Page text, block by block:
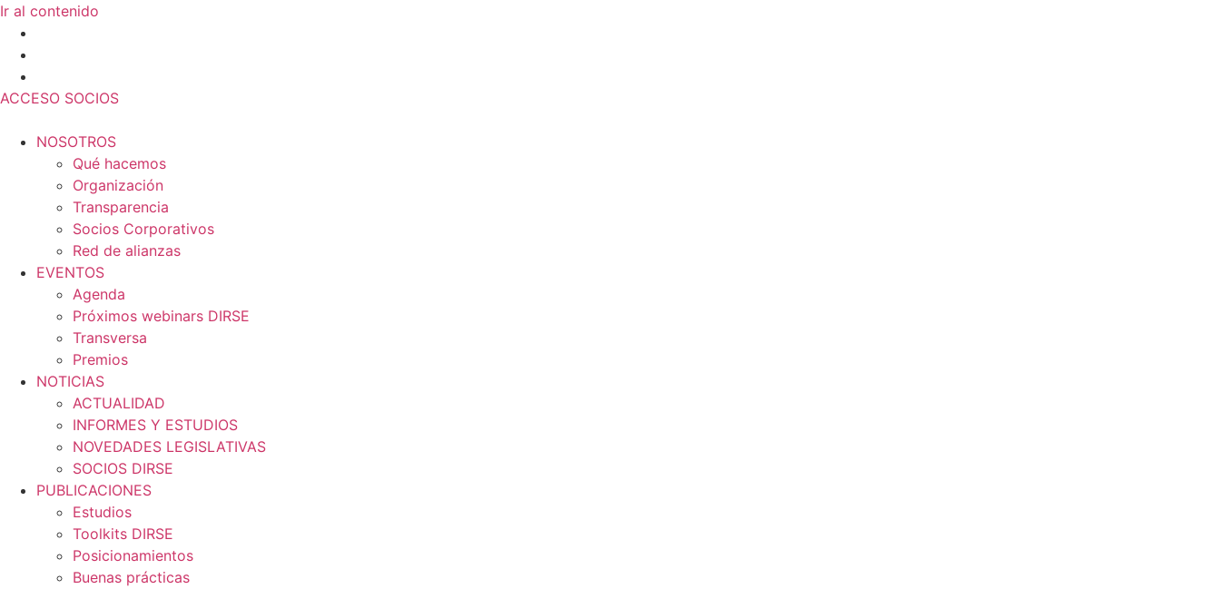
Ir al contenido
ACCESO SOCIOS
NOSOTROS
Qué hacemos
Organización
Transparencia
Socios Corporativos
Red de alianzas
EVENTOS
Agenda
Próximos webinars DIRSE
Transversa
Premios
NOTICIAS
ACTUALIDAD
INFORMES Y ESTUDIOS
NOVEDADES LEGISLATIVAS
SOCIOS DIRSE
PUBLICACIONES
Estudios
Toolkits DIRSE
Posicionamientos
Buenas prácticas